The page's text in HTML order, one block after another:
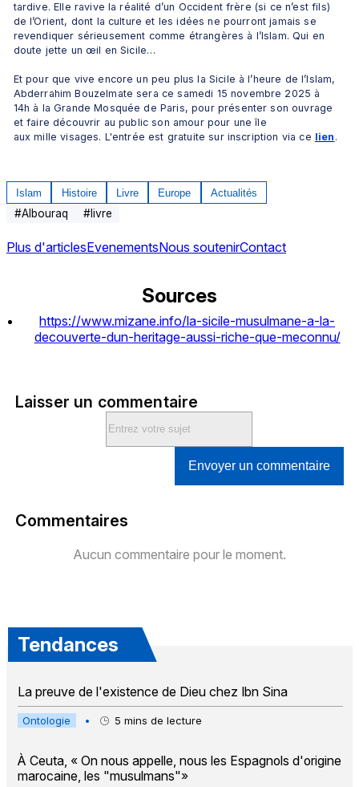
tardive. Elle ravive la réalité d’un Occident frère (si ce n’est fils)
de l’Orient, dont la culture et les idées ne pourront jamais se
revendiquer sérieusement comme étrangères à l’Islam. Qui en
doute jette un œil en Sicile…
Et pour que vive encore un peu plus la Sicile à l’heure de l’Islam,
Abderrahim Bouzelmate sera ce samedi 15 novembre 2025 à
14h à la Grande Mosquée de Paris, pour présenter son ouvrage
et faire découvrir au public son amour pour une île
aux mille visages. L'entrée est gratuite sur inscription via ce lien .
Islam Histoire Livre Europe Actualités
#Albouraq #livre
Plus d'articlesEvenementsNous soutenirContact
Sources
https://www.mizane.info/la-sicile-musulmane-a-la-
decouverte-dun-heritage-aussi-riche-que-meconnu/
Laisser un commentaire
Envoyer un commentaire
Commentaires
Aucun commentaire pour le moment.
Tendances
La preuve de l'existence de Dieu chez Ibn Sina
Ontologie • 5 mins de lecture
À Ceuta, « On nous appelle, nous les Espagnols d'origine
marocaine, les "musulmans"»